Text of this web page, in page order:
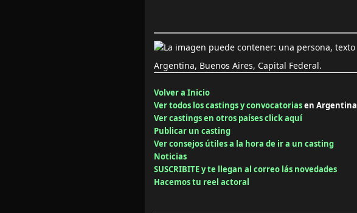
Argentina, Buenos Aires, Capital Federal.
Volver a Inicio
Ver todos los castings y convocatoriasen Argentina
Ver castings en otros países click aquí
Publicar un casting
Ver consejos útiles a la hora de ir a un casting
Noticias
SUSCRIBITE y te llegan al correo lás novedades
Hacemos tu reel actoral